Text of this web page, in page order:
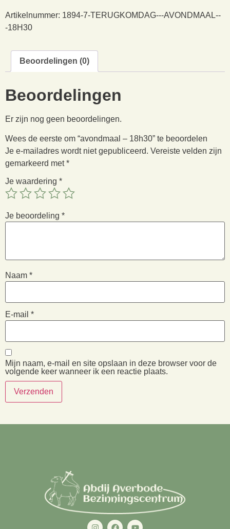
Artikelnummer: 1894-7-TERUGKOMDAG---AVONDMAAL--
-18H30
Beoordelingen (0)
Beoordelingen
Er zijn nog geen beoordelingen.
Wees de eerste om “avondmaal – 18h30” te beoordelen
Je e-mailadres wordt niet gepubliceerd. Vereiste velden zijn
gemarkeerd met*
Je waardering *
Je beoordeling *
Naam *
E-mail *
Mijn naam, e-mail en site opslaan in deze browser voor de
volgende keer wanneer ik een reactie plaats.